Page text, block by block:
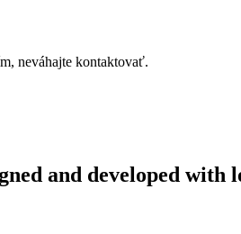
neváhajte kontaktovať.
and developed with